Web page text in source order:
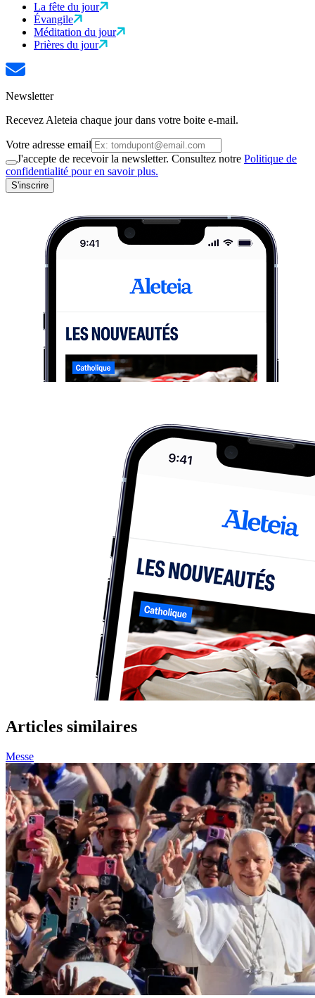
La fête du jour
Évangile
Méditation du jour
Prières du jour
Newsletter
Recevez Aleteia chaque jour dans votre boite e-mail.
Votre adresse email
J'accepte de recevoir la newsletter. Consultez notre Politique de
confidentialité pour en savoir plus.
S'inscrire
Articles similaires
Messe